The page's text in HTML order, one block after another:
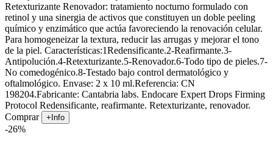
Retexturizante Renovador: tratamiento nocturno formulado con
retinol y una sinergia de activos que constituyen un doble peeling
químico y enzimático que actúa favoreciendo la renovación celular.
Para homogeneizar la textura, reducir las arrugas y mejorar el tono
de la piel. Características:1Redensificante.2-Reafirmante.3-
Antipolución.4-Retexturizante.5-Renovador.6-Todo tipo de pieles.7-
No comedogénico.8-Testado bajo control dermatológico y
oftalmológico. Envase: 2 x 10 ml.Referencia: CN
198204.Fabricante: Cantabria labs. Endocare Expert Drops Firming
Protocol Redensificante, reafirmante. Retexturizante, renovador.
Comprar
+Info
-26%